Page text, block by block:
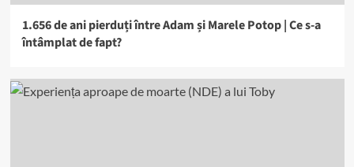
1.656 de ani pierduți între Adam și Marele Potop | Ce s-a
întâmplat de fapt?